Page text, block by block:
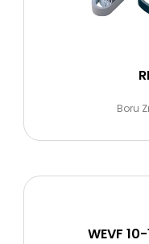
Boru
WEVF